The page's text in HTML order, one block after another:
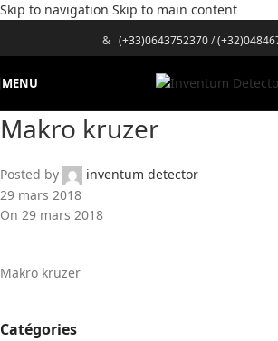
Skip to navigation Skip to main content
& (+33)0643752370/
MENU
Makro kruzer
Posted by
inventum detector
29 mars 2018
On 29 mars 2018
Makro kruzer
Catégories